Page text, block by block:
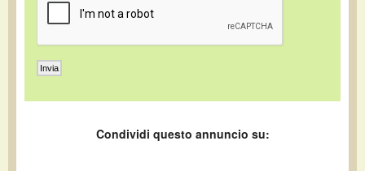
Condividi questo annuncio su: